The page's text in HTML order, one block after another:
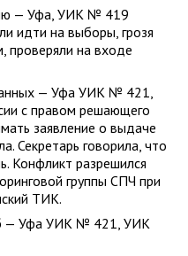
— Уфа, УИК № 419
идти на выборы, грозя
на входе
— Уфа УИК № 421,
с правом решающего
заявление о выдаче
Секретарь говорила, что
Конфликт разрешился
группы СПЧ при
ТИК.
— Уфа УИК № 421, УИК